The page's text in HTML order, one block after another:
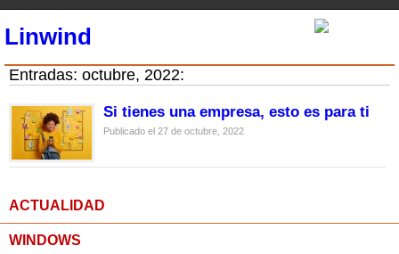
Linwind
Entradas: octubre, 2022:
Si tienes una empresa, esto es para ti
Publicado el 27 de octubre, 2022
ACTUALIDAD
WINDOWS